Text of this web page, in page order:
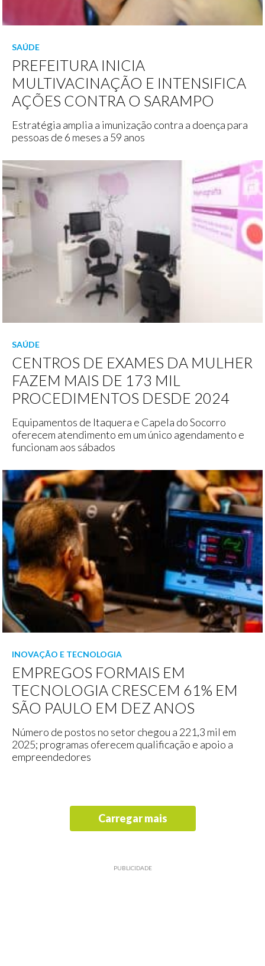
SAÚDE
PREFEITURA INICIA
MULTIVACINAÇÃO E INTENSIFICA
AÇÕES CONTRA O SARAMPO
Estratégia amplia a imunização contra a doença para
pessoas de 6 meses a 59 anos
SAÚDE
CENTROS DE EXAMES DA MULHER
FAZEM MAIS DE 173 MIL
PROCEDIMENTOS DESDE 2024
Equipamentos de Itaquera e Capela do Socorro
oferecem atendimento em um único agendamento e
funcionam aos sábados
INOVAÇÃO E TECNOLOGIA
EMPREGOS FORMAIS EM
TECNOLOGIA CRESCEM 61% EM
SÃO PAULO EM DEZ ANOS
Número de postos no setor chegou a 221,3 mil em
2025; programas oferecem qualificação e apoio a
empreendedores
Carregar mais
PUBLICIDADE